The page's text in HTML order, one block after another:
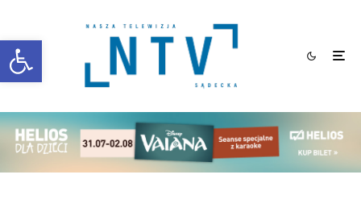
Otwórz pasek narzędzi